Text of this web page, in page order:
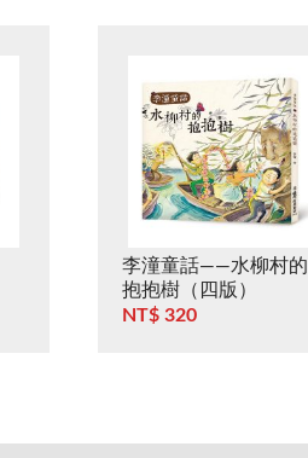
李潼童話——水柳村的
抱抱樹（四版）
NT$ 320